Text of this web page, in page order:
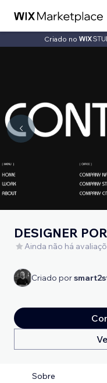
Criado no
DESIGNER
Ainda não há
Criado por
Sobre